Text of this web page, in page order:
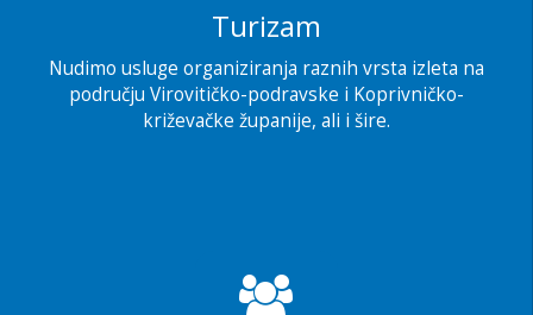
Turizam
Nudimo usluge organiziranja raznih vrsta izleta na
području Virovitičko-podravske i Koprivničko-
križevačke županije, ali i šire.